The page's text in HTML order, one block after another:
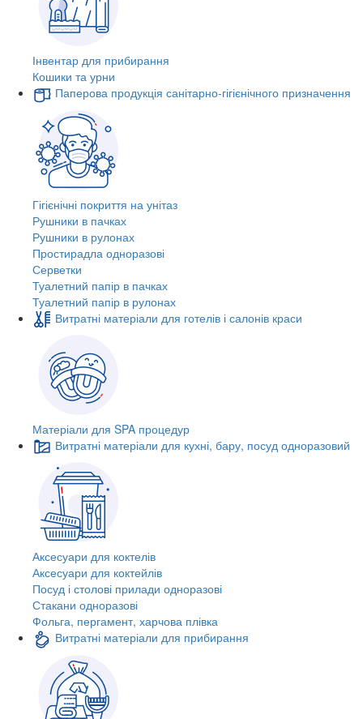
Інвентар для прибирання
Кошики та урни
Паперова продукція санітарно-гігієнічного призначення
Гігієнічні покриття на унітаз
Рушники в пачках
Рушники в рулонах
Простирадла одноразові
Серветки
Туалетний папір в пачках
Туалетний папір в рулонах
Витратні матеріали для готелів і салонів краси
Матеріали для SPA процедур
Витратні матеріали для кухні, бару, посуд одноразовий
Аксесуари для коктелів
Аксесуари для коктейлів
Посуд і столові прилади одноразові
Стакани одноразові
Фольга, пергамент, харчова плівка
Витратні матеріали для прибирання